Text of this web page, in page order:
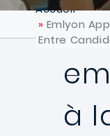
Accueil
Emlyon
Entre
à